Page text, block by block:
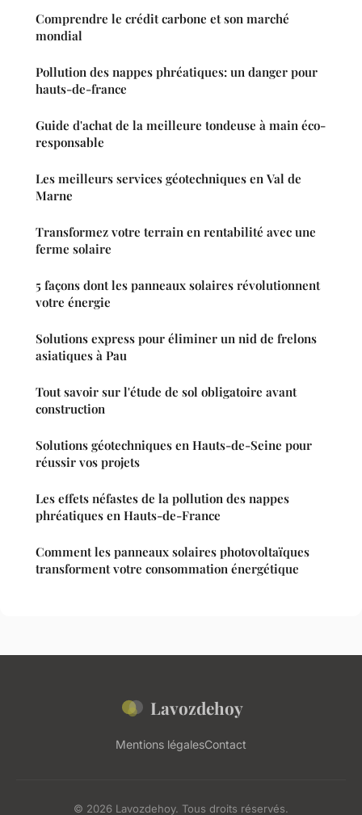
Comprendre le crédit carbone et son marché
mondial
Pollution des nappes phréatiques: un danger pour
hauts-de-france
Guide d'achat de la meilleure tondeuse à main éco-
responsable
Les meilleurs services géotechniques en Val de
Marne
Transformez votre terrain en rentabilité avec une
ferme solaire
5 façons dont les panneaux solaires révolutionnent
votre énergie
Solutions express pour éliminer un nid de frelons
asiatiques à Pau
Tout savoir sur l'étude de sol obligatoire avant
construction
Solutions géotechniques en Hauts-de-Seine pour
réussir vos projets
Les effets néfastes de la pollution des nappes
phréatiques en Hauts-de-France
Comment les panneaux solaires photovoltaïques
transforment votre consommation énergétique
Lavozdehoy
Mentions légalesContact
© 2026 Lavozdehoy. Tous droits réservés.